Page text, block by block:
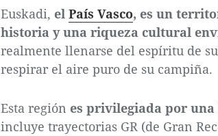
Euskadi, elPaís Vasco, es un
historia y una riqueza cultural
realmente llenarse del espíritu de
respirar el aire puro de su campiña.
Esta región es privilegiada por una
incluye trayectorias GR (de Gran